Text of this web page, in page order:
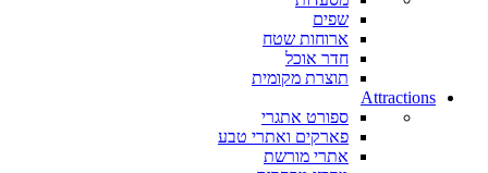
שפים
ארוחות שטח
חדר אוכל
תוצרת מקומית
Attractions
ספורט אתגרי
פארקים ואתרי טבע
אתרי מורשת